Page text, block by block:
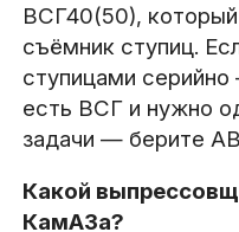
ВСГ40(50),
съёмник ступиц.
ступицами
есть ВСГ и нужно
задачи — берите
Какой
КамАЗа?